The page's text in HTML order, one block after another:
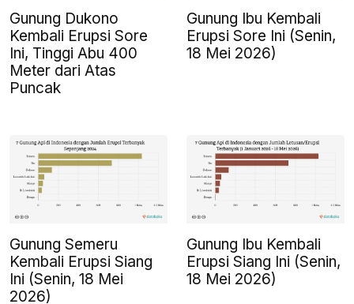
Gunung Dukono
Kembali Erupsi Sore
Ini, Tinggi Abu 400
Meter dari Atas
Puncak
Gunung Ibu Kembali
Erupsi Sore Ini (Senin,
18 Mei 2026)
Gunung Semeru
Kembali Erupsi Siang
Ini (Senin, 18 Mei
2026)
Gunung Ibu Kembali
Erupsi Siang Ini (Senin,
18 Mei 2026)